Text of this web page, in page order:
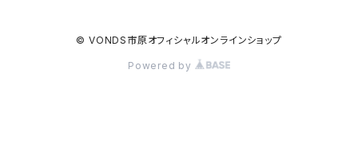
© VONDS市原オフィシャルオンラインショップ
Powered by